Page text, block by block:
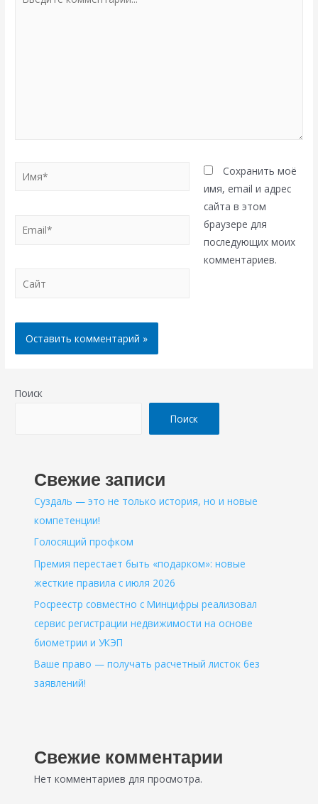
комментарий...
Email*
Сайт
Сохранить моё
имя, email и адрес
сайта в этом
браузере для
последующих моих
комментариев.
Поиск
Поиск
Свежие записи
Суздаль — это не только история, но и новые
компетенции!
Голосящий профком
Премия перестает быть «подарком»: новые
жесткие правила с июля 2026
Росреестр совместно с Минцифры реализовал
сервис регистрации недвижимости на основе
биометрии и УКЭП
Ваше право — получать расчетный листок без
заявлений!
Свежие комментарии
Нет комментариев для просмотра.